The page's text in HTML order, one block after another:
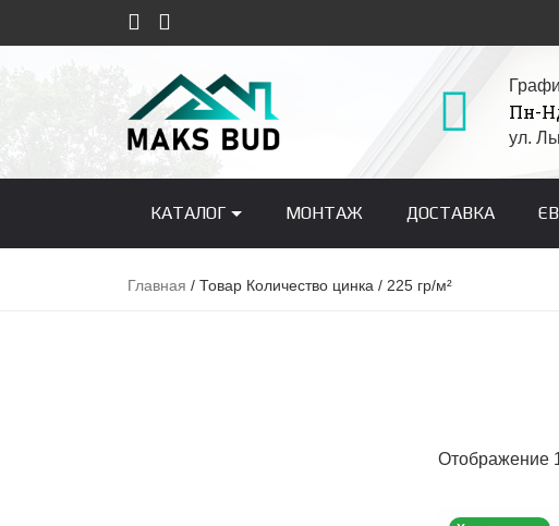
Пн-
ул.
КАТАЛОГ МОНТАЖ ДОСТАВКА
Главная / Товар Количество цинка / 225 гр/м²
Отображение